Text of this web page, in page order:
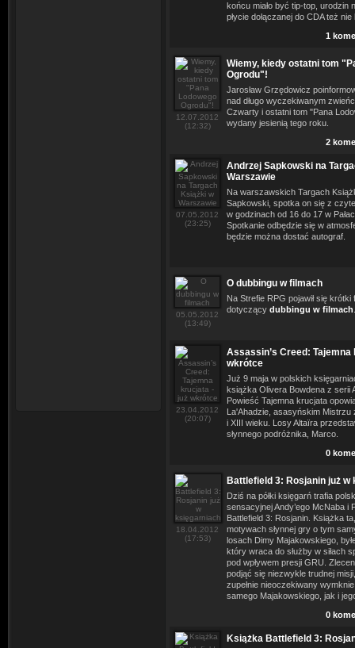
końcu miało być tip-top, urodzin
płycie dołączanej do CDA też
1
12.07.2012
(12:32)
Wiemy, kiedy ostatni tom
Ogrodu"!
Jarosław Grzędowicz
nad długo wyczekiwanym
Czwarty i ostatni tom "Pana
wydany jesienią tego roku.
2
07.05.2012
(23:25)
Andrzej Sapkowski na
Warszawie
Na warszawskich Targach
Sapkowski, spotka on się z
w godzinach od 16 do 17 w
Spotkanie odbędzie się w
będzie można dostać autograf.
05.05.2012
(13:49)
O dubbingu w filmach
Na Strefie RPG pojawił się krótki
dotyczący dubbingu w filmach
23.04.2012
(20:07)
Assassin’s Creed: Tajemna
wkrótce
Już 9 maja w polskich
książka Olivera Bowdena z serii
Powieść Tajemna krucjata
La'Ahadzie, asasyńskim Mistrzu
i XIII wieku. Losy Altaïra
słynnego podróżnika, Marco.
0
18.04.2012
(17:53)
Battlefield 3: Rosjanin już w
Dziś na półki księgarń trafia
sensacyjnej Andy’ego McNaba i
Battlefield 3: Rosjanin. Książka
motywach słynnej gry o tym
losach Dimy Majakowskiego,
który wraca do służby w siłach
pod wpływem presji GRU.
podjąć się niezwykle trudnej
zupełnie nieoczekiwany
samego Majakowskiego, jak i
0
Książka Battlefield 3: